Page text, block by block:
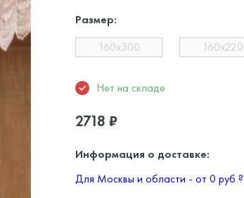
Размер:
160х300
160х220
Нет на складе
2718₽
Информация о доставке:
Для Москвы и области - от 0 руб?